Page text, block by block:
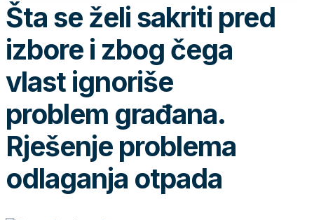
Šta se želi sakriti pred
izbore i zbog čega
vlast ignoriše
problem građana.
Rješenje problema
odlaganja otpada